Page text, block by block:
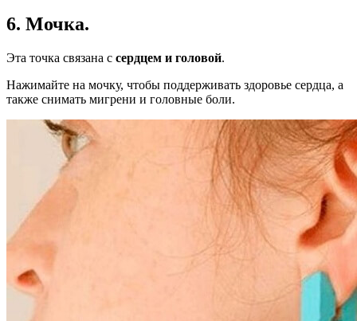
6. Мочка.
Эта точка связана с сердцем и головой.
Нажимайте на мочку, чтобы поддерживать здоровье сердца, а
также снимать мигрени и головные боли.